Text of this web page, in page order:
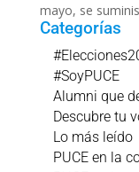
mayo, se
Categorías
#SoyPUCE
Alumni que
Descubre tu
Lo más leído
PUCE en la